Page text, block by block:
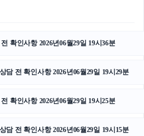
확인사항 2026년06월29일 19시36분
담 전 확인사항 2026년06월29일 19시29분
확인사항 2026년06월29일 19시25분
담 전 확인사항 2026년06월29일 19시15분